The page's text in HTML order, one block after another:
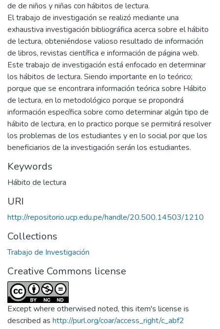
de de niños y niñas con hábitos de lectura.
El trabajo de investigación se realizó mediante una
exhaustiva investigación bibliográfica acerca sobre el hábito
de lectura, obteniéndose valioso resultado de información
de libros, revistas científica e información de página web.
Este trabajo de investigación está enfocado en determinar
los hábitos de lectura. Siendo importante en lo teórico;
porque que se encontrara información teórica sobre Hábito
de lectura, en lo metodológico porque se propondrá
información específica sobre como determinar algún tipo de
hábito de lectura, en lo practico porque se permitirá resolver
los problemas de los estudiantes y en lo social por que los
beneficiarios de la investigación serán los estudiantes.
Keywords
Hábito de lectura
URI
http://repositorio.ucp.edu.pe/handle/20.500.14503/1210
Collections
Trabajo de Investigación
Creative Commons license
Except where otherwised noted, this item's license is
described as http://purl.org/coar/access_right/c_abf2